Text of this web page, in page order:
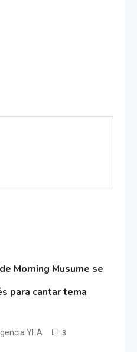
Morning Musume se
para cantar tema
YEA 3